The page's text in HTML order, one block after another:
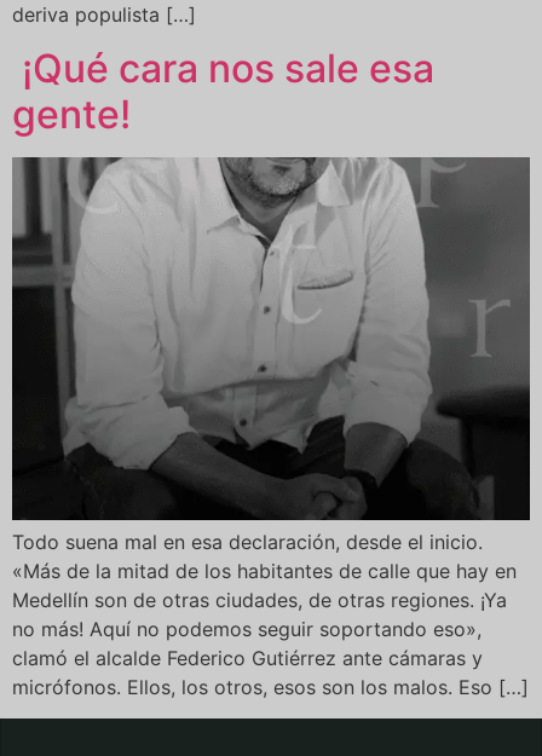
deriva populista […]
¡Qué cara nos sale esa
gente!
Todo suena mal en esa declaración, desde el inicio.
«Más de la mitad de los habitantes de calle que hay en
Medellín son de otras ciudades, de otras regiones. ¡Ya
no más! Aquí no podemos seguir soportando eso»,
clamó el alcalde Federico Gutiérrez ante cámaras y
micrófonos. Ellos, los otros, esos son los malos. Eso […]